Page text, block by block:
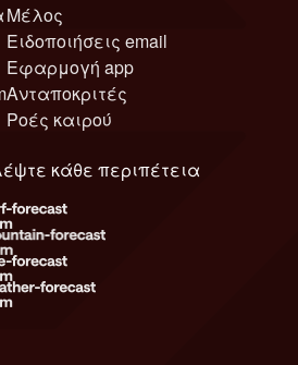
Μέλος
Ειδοποιήσεις email
Εφαρμογή app
Ανταποκριτές
Ροές καιρού
κάθε περιπέτεια